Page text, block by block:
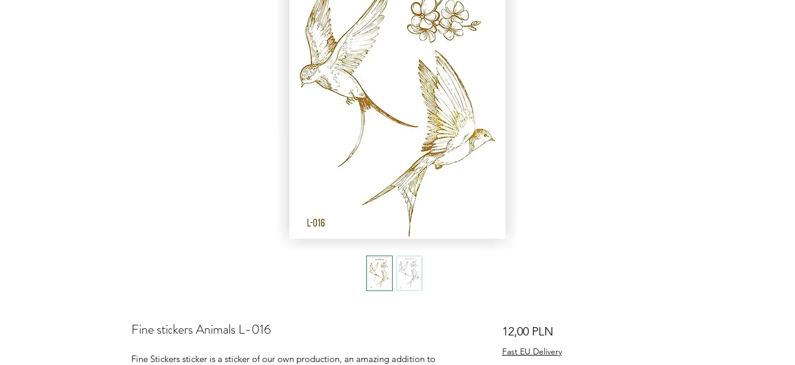
Fine stiсkers Animals L-016
Fine Stickers sticker is a sticker of our own production, an amazing addition to
12,00 PLN
Fast EU Delivery